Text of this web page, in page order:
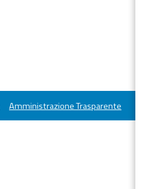
Amministrazione Trasparente